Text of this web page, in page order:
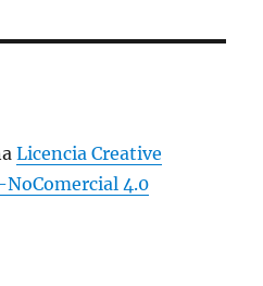
Licencia Creative
4.0